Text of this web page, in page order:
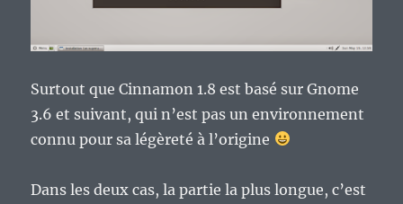
Surtout que Cinnamon 1.8 est basé sur Gnome
3.6 et suivant, qui n’est pas un environnement
connu pour sa légèreté à l’origine
Dans les deux cas, la partie la plus longue, c’est